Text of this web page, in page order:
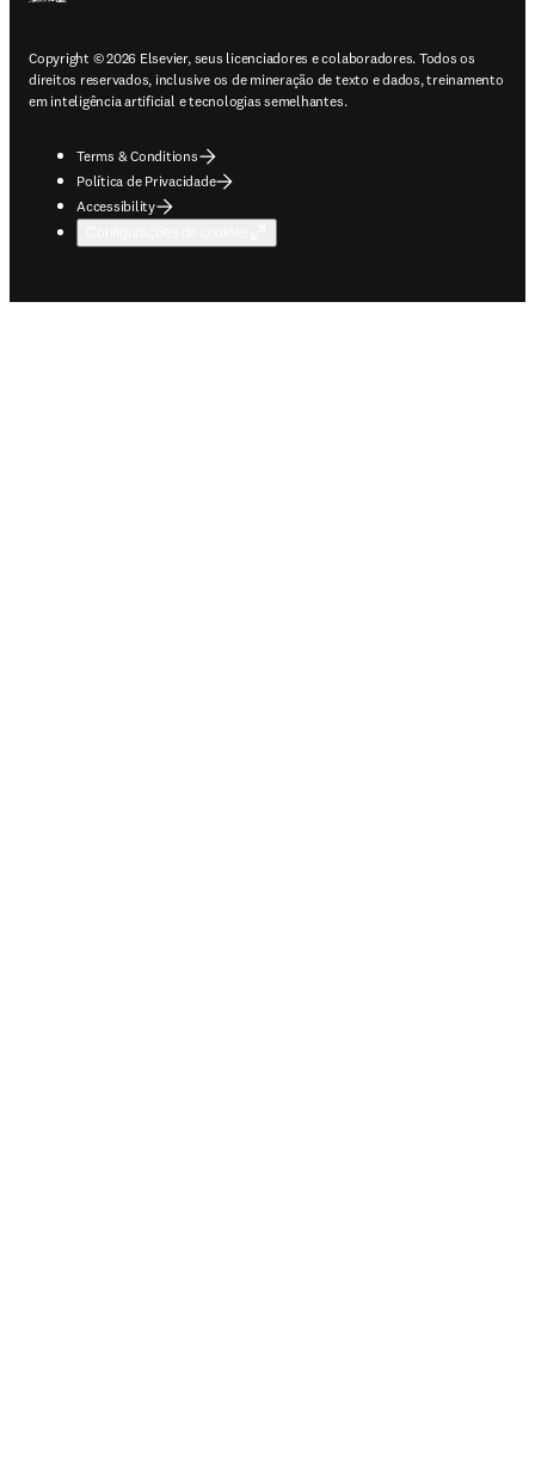
Copyright © 2026 Elsevier, seus licenciadores e colaboradores. Todos os
direitos reservados, inclusive os de mineração de texto e dados, treinamento
em inteligência artificial e tecnologias semelhantes.
Terms & Conditions
Política de Privacidade
Accessibility